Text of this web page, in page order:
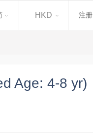
HKD 注册
Age: 4-8 yr)